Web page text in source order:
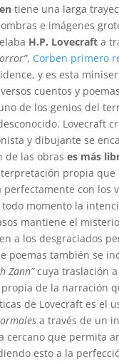
tiene una larga
e imágenes
H.P. Lovecraft a
, Corben primero
y es esta
cuentos y
de los genios del
Lovecraft
y dibujante se
de las obrases más
propia que
perfectamente con los
todo momento la
mantiene el
a los desgraciados
poemas también se
Zann”cuya traslación
de la narración
de Lovecraft es el
a través de un
cercano que permita
esto a la